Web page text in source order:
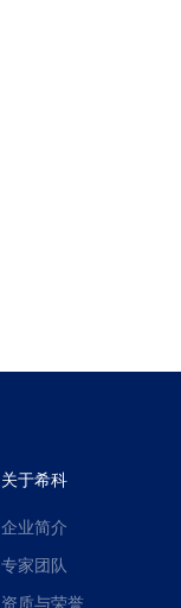
关于希科
企业简介
专家团队
资质与荣誉